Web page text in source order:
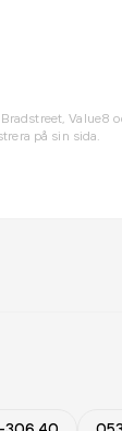
Value8
på sin sida.